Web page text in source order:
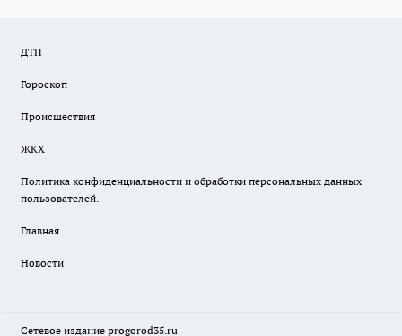
ДТП
Гороскоп
Происшествия
ЖКХ
Политика конфиденциальности и обработки персональных данных
пользователей.
Главная
Новости
Сетевое издание progorod35.ru